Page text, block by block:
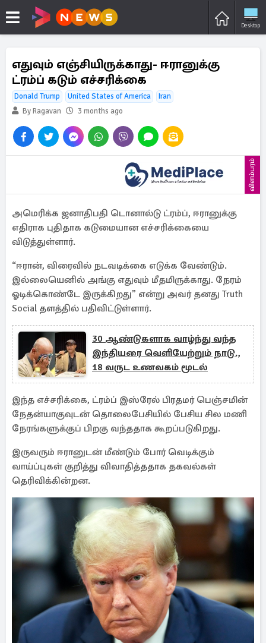
Desktop
எதுவும் எஞ்சியிருக்காது- ஈரானுக்கு
ட்ரம்ப் கடும் எச்சரிக்கை
Donald Trump United States of America
Iran
By Ragavan
3 months ago
விளம்பரம்
அமெரிக்க ஜனாதிபதி டொனால்டு ட்ரம்ப், ஈரானுக்கு
எதிராக புதிதாக கடுமையான எச்சரிக்கையை
விடுத்துள்ளார்.
“ஈரான், விரைவில் நடவடிக்கை எடுக்க வேண்டும்.
இல்லையெனில் அங்கு எதுவும் மீதமிருக்காது. நேரம்
ஓடிக்கொண்டே இருக்கிறது” என்று அவர் தனது Truth
Social தளத்தில் பதிவிட்டுள்ளார்.
30 ஆண்டுகளாக வாழ்ந்து வந்த
இந்தியரை வெளியேற்றும் நாடு.,
18 வருட உணவகம் மூடல்
இந்த எச்சரிக்கை, ட்ரம்ப் இஸ்ரேல் பிரதமர் பெஞ்சமின்
நேதன்யாகுவுடன் தொலைபேசியில் பேசிய சில மணி
நேரங்களுக்குப் பிறகு வந்ததாக கூறப்படுகிறது.
இருவரும் ஈரானுடன் மீண்டும் போர் வெடிக்கும்
வாய்ப்புகள் குறித்து விவாதித்ததாக தகவல்கள்
தெரிவிக்கின்றன.